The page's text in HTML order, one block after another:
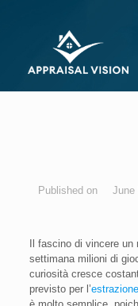
June
Il fascino di vincere
settimana milioni di
curiosità cresce
previsto per l’